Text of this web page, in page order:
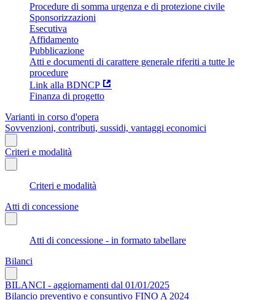
Procedure di somma urgenza e di protezione civile
Sponsorizzazioni
Esecutiva
Affidamento
Pubblicazione
Atti e documenti di carattere generale riferiti a tutte le
procedure
Link alla BDNCP
Finanza di progetto
Varianti in corso d'opera
Sovvenzioni, contributi, sussidi, vantaggi economici
Criteri e modalità
Criteri e modalità
Atti di concessione
Atti di concessione - in formato tabellare
Bilanci
BILANCI - aggiornamenti dal 01/01/2025
Bilancio preventivo e consuntivo FINO A 2024